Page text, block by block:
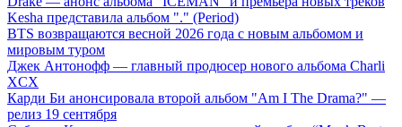
Kesha представила альбом "." (Period)
BTS возвращаются весной 2026 года с новым альбомом и
мировым туром
Джек Антонофф — главный продюсер нового альбома Charli
XCX
Карди Би анонсировала второй альбом "Am I The Drama?" —
релиз 19 сентября